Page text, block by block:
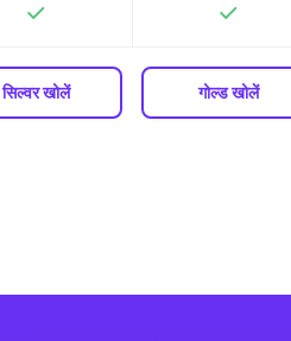
सिल्वर खोलें गोल्ड खोलें